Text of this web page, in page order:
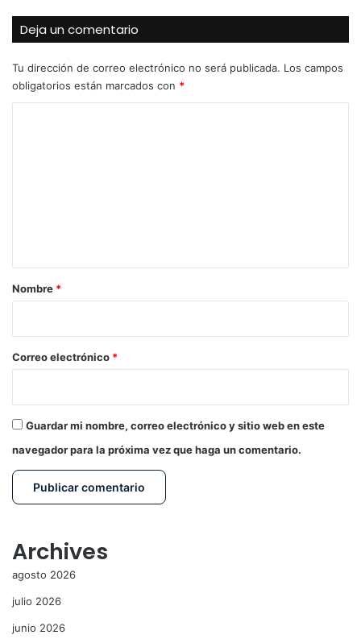
Deja un comentario
Tu dirección de correo electrónico no será publicada. Los campos
obligatorios están marcados con *
r
*
Nombre *
Correo electrónico *
Guardar mi nombre, correo electrónico y sitio web en este
navegador para la próxima vez que haga un comentario.
Archives
agosto 2026
julio 2026
junio 2026